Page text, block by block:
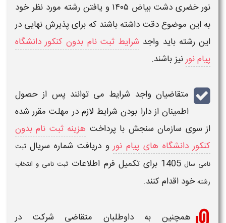
نورخضری دشت بیاض ۱۴۰۵ و یافتن رشته مورد نظر خود
به این موضوع دقت داشته باشند که برای پذیرش نهایی در
این رشتهباید واجد شرایط ثبت نام بدون کنکور دانشگاه
پیام نورنیز باشند.
متقاضیان واجد شرایط می توانند پس از حصول
اطمینان از دارا بودن شرایطلازم در مهلت مقرر شده
از سوی سازمان سنجش با پرداخت هزینه ثبت نام بدون
کنکور دانشگاه های پیام نورو دریافت شماره سریال ثبت
نامی سال1405 برای تکمیل فرم اطلاعات ثبت نامی و انتخاب
رشتهخود اقدام کنند.
همچنین به داوطلبان متقاضی شرکت در